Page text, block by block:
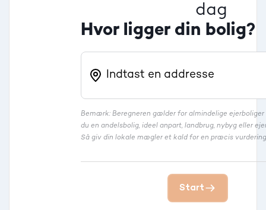
dag
Hvor ligger din bolig?
Bemærk: Beregneren gælder for almindelige ejerboliger
du en andelsbolig, ideel anpart, landbrug, nybyg eller
Så giv din lokale mægler et kald for en præcis
Start